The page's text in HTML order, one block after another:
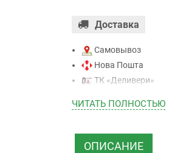
Доставка
Самовывоз
Нова Пошта
ТК «Деливери»
ТК “Justin”
ТК ”УкрПочта”
ЧИТАТЬ ПОЛНОСТЬЮ
ОПИСАНИЕ